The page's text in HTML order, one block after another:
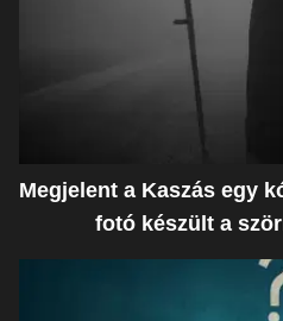
Megjelent a Kaszás egy
fotó készült a